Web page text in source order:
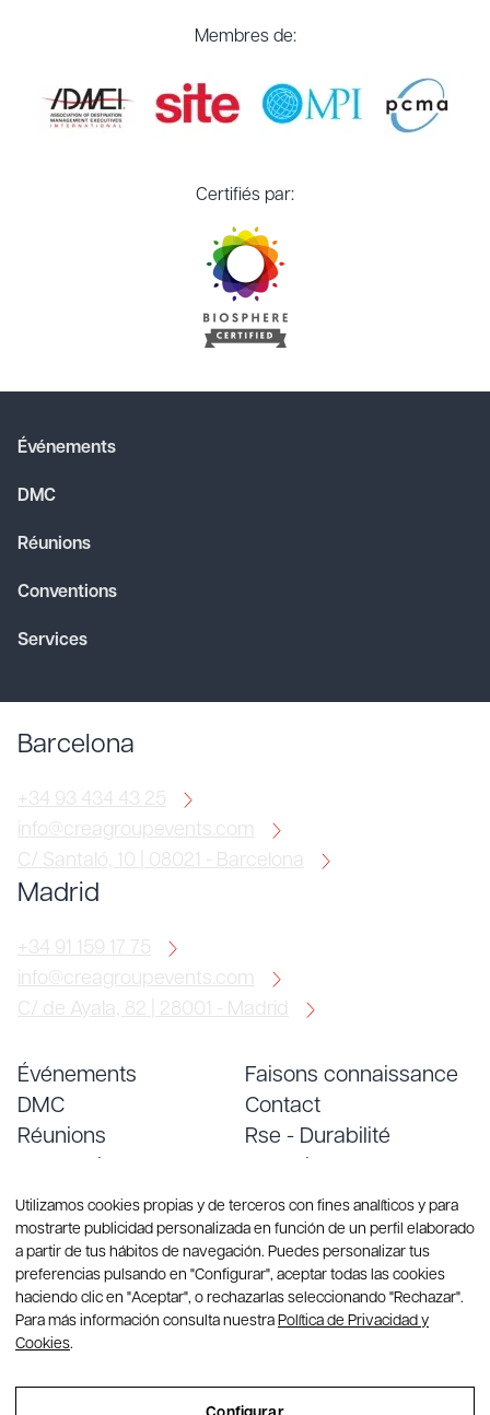
Membres de:
Certifiés par:
Événements
DMC
Réunions
Conventions
Services
Barcelona
+34 93 434 43 25
info@creagroupevents.com
C/ Santaló, 10 | 08021 - Barcelona
Madrid
+34 91 159 17 75
info@creagroupevents.com
C/ de Ayala, 82 | 28001 - Madrid
Événements
DMC
Réunions
Services
Faisons connaissance
Contact
Rse - Durabilité
Blog
Utilizamos cookies propias y de terceros con fines analíticos y para
mostrarte publicidad personalizada en función de un perfil elaborado
a partir de tus hábitos de navegación. Puedes personalizar tus
preferencias pulsando en "Configurar", aceptar todas las cookies
haciendo clic en "Aceptar", o rechazarlas seleccionando "Rechazar".
Para más información consulta nuestra Política de Privacidad y
Cookies.